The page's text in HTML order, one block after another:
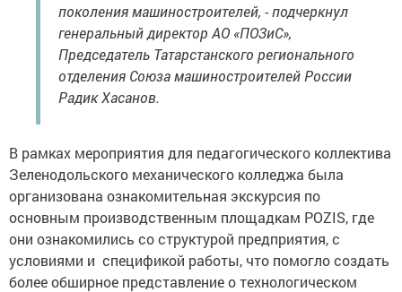
поколения машиностроителей, - подчеркнул
генеральный директор АО «ПОЗиС»,
Председатель Татарстанского регионального
отделения Союза машиностроителей России
Радик Хасанов.
В рамках мероприятия для педагогического коллектива
Зеленодольского механического колледжа была
организована ознакомительная экскурсия по
основным производственным площадкам POZIS, где
они ознакомились со структурой предприятия, с
условиями и спецификой работы, что помогло создать
более обширное представление о технологическом